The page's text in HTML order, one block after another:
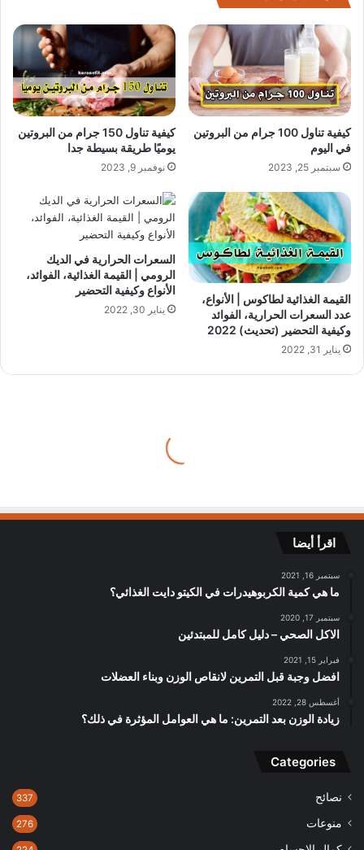
كيفية تناول 100 جرام من البروتين
في اليوم
سبتمبر 25, 2023
كيفية تناول 150 جرام من البروتين
يوميًا طريقة بسيطة جدا
نوفمبر 9, 2023
القيمة الغذائية لطاكوس | الأنواع،
عدد السعرات الحرارية، الفوائد
وكيفية التحضير (تحديث) 2022
يناير 31, 2022
السعرات الحرارية في الديك
الرومي | القيمة الغذائية، الفوائد،
الأنواع وكيفية التحضير
يناير 30, 2022
اقرأ أيضا
سبتمبر 16, 2021
ما هي كمية الكربوهيدرات في الكيتو دايت الغذائي؟
سبتمبر 17, 2020
الاكل الصحي – دليل كامل للمبتدئين
فبراير 15, 2021
افضل وجبة قبل التمرين لانقاص الوزن وبناء العضلات
أغسطس 28, 2022
زيادة الوزن بعد التمرين: ما هي العوامل المؤثرة في ذلك؟
Categories
نصائح 337
منوعات 276